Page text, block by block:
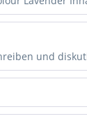
und